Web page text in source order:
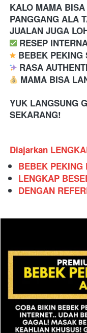
KALO MAMA
PANGGANG ALA
JUALAN JUGA
RESEP
BEBEK PEKING
RASA
MAMA BISA
YUK LANGSUNG
SEKARANG!
Diajarkan
BEBEK PEKING
LENGKAP
DENGAN